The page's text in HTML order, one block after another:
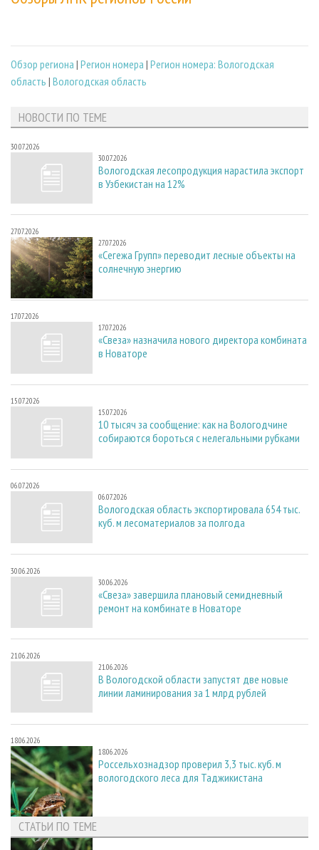
Обзор региона | Регион номера | Регион номера: Вологодская
область | Вологодская область
НОВОСТИ ПО ТЕМЕ
30.07.2026
30.07.2026
Вологодская лесопродукция нарастила экспорт
в Узбекистан на 12%
27.07.2026
27.07.2026
«Сегежа Групп» переводит лесные объекты на
солнечную энергию
17.07.2026
17.07.2026
«Свеза» назначила нового директора комбината
в Новаторе
15.07.2026
15.07.2026
10 тысяч за сообщение: как на Вологодчине
собираются бороться с нелегальными рубками
06.07.2026
06.07.2026
Вологодская область экспортировала 654 тыс.
куб. м лесоматериалов за полгода
30.06.2026
30.06.2026
«Свеза» завершила плановый семидневный
ремонт на комбинате в Новаторе
21.06.2026
21.06.2026
В Вологодской области запустят две новые
линии ламинирования за 1 млрд рублей
18.06.2026
18.06.2026
Россельхознадзор проверил 3,3 тыс. куб. м
вологодского леса для Таджикистана
СТАТЬИ ПО ТЕМЕ